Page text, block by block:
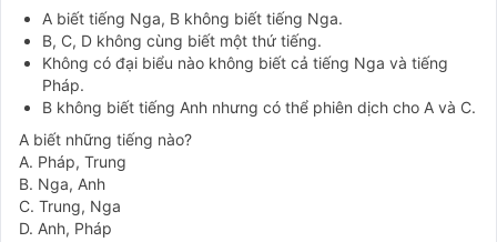
A biết tiếng Nga, B không biết tiếng Nga.
B, C, D không cùng biết một thứ tiếng.
Không có đại biểu nào không biết cả tiếng Nga và tiếng
Pháp.
B không biết tiếng Anh nhưng có thể phiên dịch cho A và C.
A biết những tiếng nào?
A. Pháp, Trung
B. Nga, Anh
C. Trung, Nga
D. Anh, Pháp